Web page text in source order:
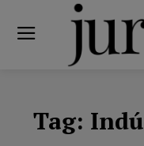
Tag: